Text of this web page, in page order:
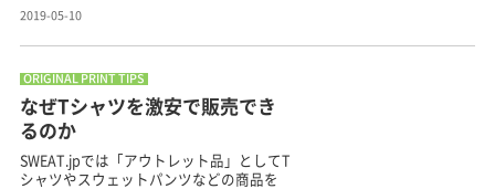
2019-05-10
ORIGINAL PRINT TIPS
なぜTシャツを激安で販売でき
るのか
SWEAT.jpでは「アウトレット品」としてT
シャツやスウェットパンツなどの商品を